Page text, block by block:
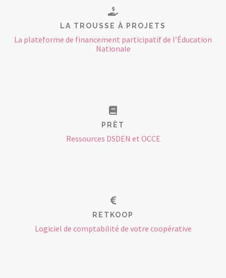
LA TROUSSE À PROJETS
La plateforme de financement participatif de l’Éducation
Nationale
PRÊT
Ressources DSDEN et OCCE
RETKOOP
Logiciel de comptabilité de votre coopérative